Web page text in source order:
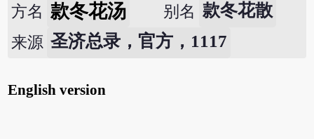
方名 款冬花汤 别名 款冬花散
来源 圣济总录，官方，1117
English version